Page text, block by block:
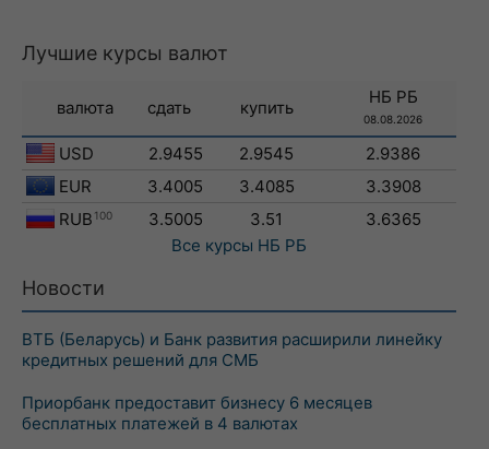
Лучшие курсы валют
валюта сдать купить
НБ РБ
08.08.2026
USD 2.9455 2.9545
2.9386
EUR
3.4005 3.4085
3.3908
RUB 100 3.5005 3.51
3.6365
Все курсы НБ РБ
Новости
ВТБ (Беларусь) и Банк развития расширили линейку
кредитных решений для СМБ
Приорбанк предоставит бизнесу 6 месяцев
бесплатных платежей в 4 валютах